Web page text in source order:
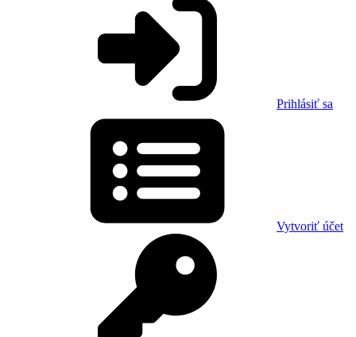
Prihlásiť sa
Vytvoriť účet